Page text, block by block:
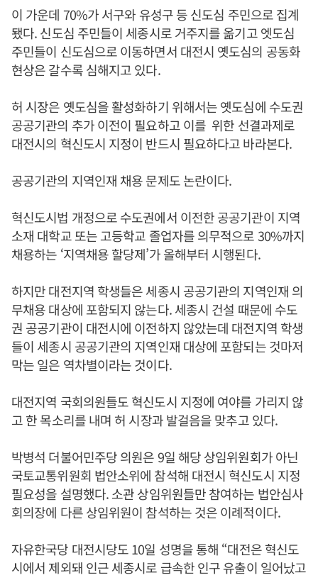
이 가운데 70%가 서구와 유성구 등 신도심 주민으로 집계
됐다. 신도심 주민들이 세종시로 거주지를 옮기고 엣도심
주민들이 신도심으로 이동하면서 대전시 옛도심의 공동화
현상은 갈수록 심해지고 있다.
허 시장은 옛도심을 활성화하기 위해서는 옛도심에 수도권
공공기관의 추가 이전이 필요하고 이를 위한 선결과제로
대전시의 혁신도시 지정이 반드시 필요하다고 바라본다.
공공기관의 지역인재 채용 문제도 논란이다.
혁신도시법 개정으로 수도권에서 이전한 공공기관이 지역
소재 대학교 또는 고등학교 졸업자를 의무적으로 30%까지
채용하는 ‘지역채용 할당제’가 올해부터 시행된다.
하지만 대전지역 학생들은 세종시 공공기관의 지역인재 의
무채용 대상에 포함되지 않는다. 세종시 건설 때문에 수도
권 공공기관이 대전시에 이전하지 않았는데 대전지역 학생
들이 세종시 공공기관의 지역인재 대상에 포함되는 것마저
막는 일은 역차별이라는 것이다.
대전지역 국회의원들도 혁신도시 지정에 여야를 가리지 않
고 한 목소리를 내며 허 시장과 발걸음을 맞추고 있다.
박병석 더불어민주당 의원은 9일 해당 상임위원회가 아닌
국토교통위원회 법안소위에 참석해 대전시 혁신도시 지정
필요성을 설명했다. 소관 상임위원들만 참여하는 법안심사
회의장에 다른 상임위원이 참석하는 것은 이례적이다.
자유한국당 대전시당도 10일 성명을 통해 “대전은 혁신도
시에서 제외돼 인근 세종시로 급속한 인구 유출이 일어났고